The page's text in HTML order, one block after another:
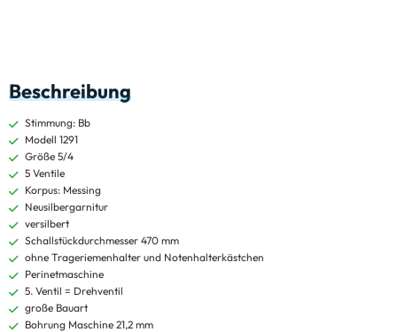
Beschreibung
Stimmung: Bb
Modell 1291
Größe 5/4
5 Ventile
Korpus: Messing
Neusilbergarnitur
versilbert
Schallstückdurchmesser 470 mm
ohne Trageriemenhalter und Notenhalterkästchen
Perinetmaschine
5. Ventil = Drehventil
große Bauart
Bohrung Maschine 21,2 mm